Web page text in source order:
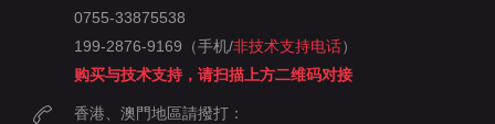
0755-33875538
199-2876-9169（手机/非技术支持电话）
购买与技术支持，请扫描上方二维码对接
香港、澳門地區請撥打：